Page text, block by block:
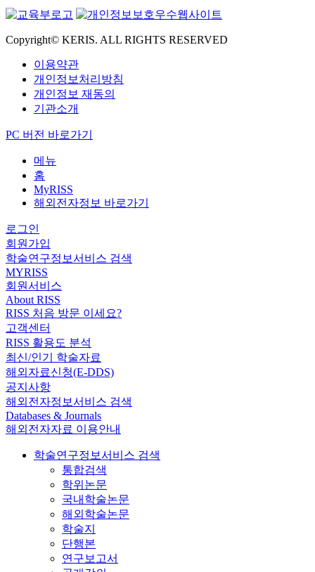
Copyright© KERIS. ALL RIGHTS RESERVED
이용약관
개인정보처리방침
개인정보 재동의
기관소개
PC 버전 바로가기
메뉴
홈
MyRISS
해외전자정보 바로가기
로그인
회원가입
학술연구정보서비스 검색
MYRISS
회원서비스
About RISS
RISS 처음 방문 이세요?
고객센터
RISS 활용도 분석
최신/인기 학술자료
해외자료신청(E-DDS)
공지사항
해외전자정보서비스 검색
Databases & Journals
해외전자자료 이용안내
학술연구정보서비스 검색
통합검색
학위논문
국내학술논문
해외학술논문
학술지
단행본
연구보고서